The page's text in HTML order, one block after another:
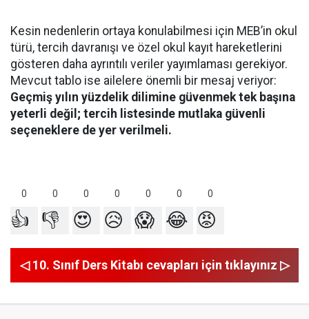
Kesin nedenlerin ortaya konulabilmesi için MEB’in okul
türü, tercih davranışı ve özel okul kayıt hareketlerini
gösteren daha ayrıntılı veriler yayımlaması gerekiyor.
Mevcut tablo ise ailelere önemli bir mesaj veriyor:
Geçmiş yılın yüzdelik dilimine güvenmek tek başına
yeterli değil; tercih listesinde mutlaka güvenli
seçeneklere de yer verilmeli.
0 0 0 0 0 0 0
👍 👎 😍 😥 😱 😂 😡
◁ 10. Sınıf Ders Kitabı cevapları için tıklayınız ▷